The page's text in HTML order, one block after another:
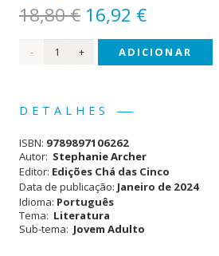
18,80€ O
preço
original
18,80 €.
16,92 €O
preço
atual
Quantidade
Redes
-
Behind
the
ADICIONAR
DETALHES
ISBN: 9789897106262
Autor: Stephanie Archer
Editor: Edições Chá das Cinco
Data de publicação: Janeiro de 2024
Idioma: Português
Tema: Literatura
Sub-tema: Jovem Adulto